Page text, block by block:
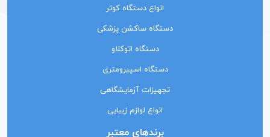
انواع دستگاه کوتر
دستگاه ساکشن پزشکی
دستگاه اتوکلاو
دستگاه اسپیرومتری
تجهیزات آزمایشگاهی
انواع لوازم زیبایی
برندهای معتبر